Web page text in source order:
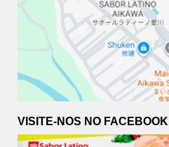
VISITE-NOS NO FACEBOOK